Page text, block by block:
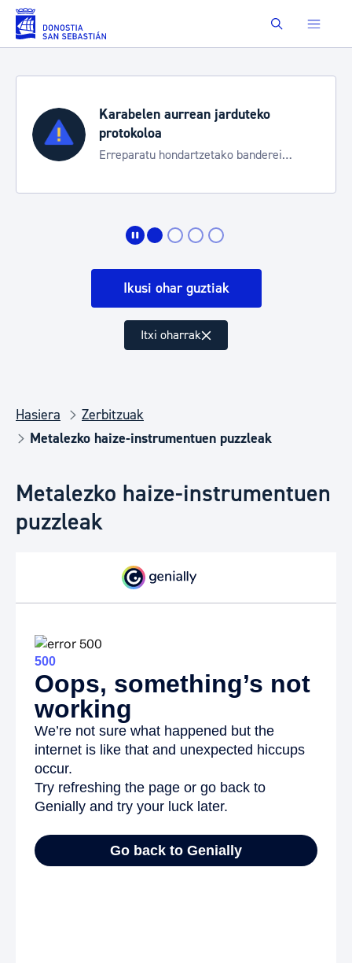
Eduki nagusira joan Buscar
Karabelen aurrean jarduteko
protokoloa
Erreparatu hondartzetako banderei
Ikusi ohar guztiak
Itxi oharrak
Hasiera
Zerbitzuak
Metalezko haize-instrumentuen puzzleak
Metalezko haize-instrumentuen
puzzleak